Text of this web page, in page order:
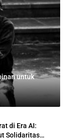
untuk
di Era AI:
Solidaritas